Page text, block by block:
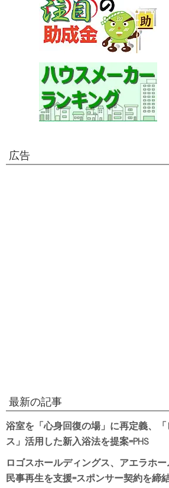
広告
最新の記事
浴室を「心身回復の場」に再定義、
ス」活用した新入浴法を提案=PHS
ロゴスホールディングス、アエラホ
民事再生を支援=スポンサー契約を締